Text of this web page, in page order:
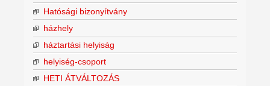
Hatósági bizonyítvány
házhely
háztartási helyiság
helyiség-csoport
HETI ÁTVÁLTOZÁS